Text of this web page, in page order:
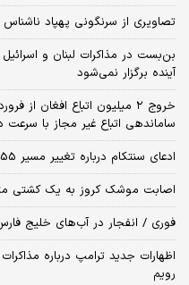
تصاویری از سرنگونی پهپاد
بن‌بست در مذاکرات لبنان و
آینده برگزار نمی‌شود
ساماندهی اتباع غیر مجاز با
ادعای سنتکام درباره تغییر مسیر 55 کشتی در تنگه هرمز
اصابت موشک کروز به یک کشتی
فوری / انفجار در آب‌های خلیج
اظهارات جدید ترامپ درباره
رویم